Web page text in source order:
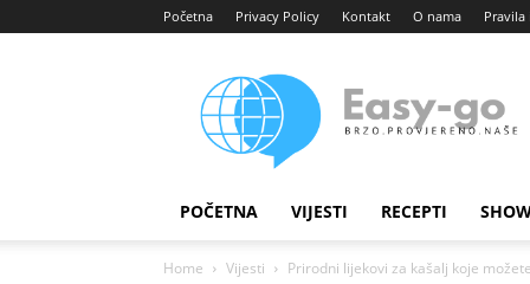
Početna Privacy Policy Kontakt O nama
portal
POČETNA VIJESTI RECEPTI
Home Vijesti Prirodni lijekovi za kašalj koje